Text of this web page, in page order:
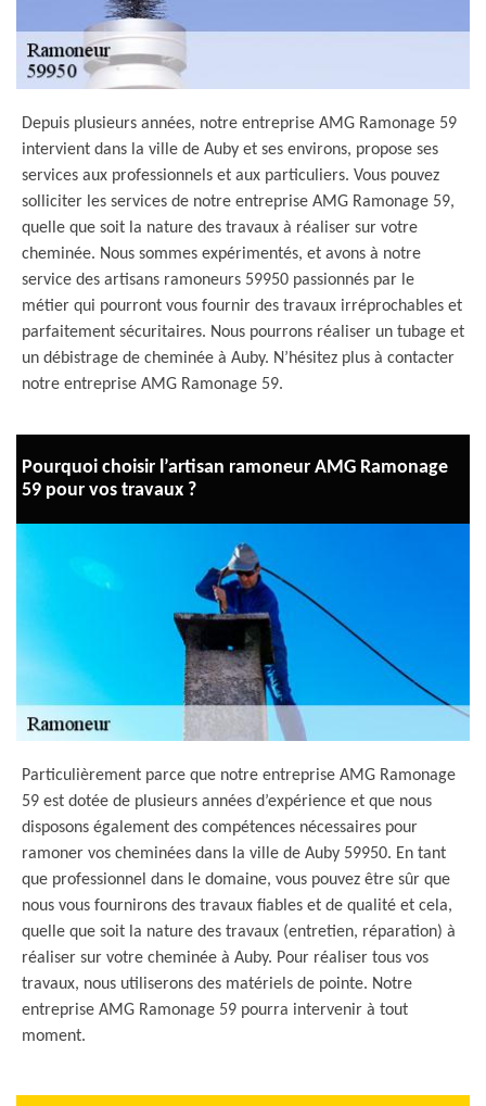
Depuis plusieurs années, notre entreprise AMG Ramonage 59
intervient dans la ville de Auby et ses environs, propose ses
services aux professionnels et aux particuliers. Vous pouvez
solliciter les services de notre entreprise AMG Ramonage 59,
quelle que soit la nature des travaux à réaliser sur votre
cheminée. Nous sommes expérimentés, et avons à notre
service des artisans ramoneurs 59950 passionnés par le
métier qui pourront vous fournir des travaux irréprochables et
parfaitement sécuritaires. Nous pourrons réaliser un tubage et
un débistrage de cheminée à Auby. N’hésitez plus à contacter
notre entreprise AMG Ramonage 59.
Pourquoi choisir l’artisan ramoneur AMG Ramonage
59 pour vos travaux ?
Particulièrement parce que notre entreprise AMG Ramonage
59 est dotée de plusieurs années d’expérience et que nous
disposons également des compétences nécessaires pour
ramoner vos cheminées dans la ville de Auby 59950. En tant
que professionnel dans le domaine, vous pouvez être sûr que
nous vous fournirons des travaux fiables et de qualité et cela,
quelle que soit la nature des travaux (entretien, réparation) à
réaliser sur votre cheminée à Auby. Pour réaliser tous vos
travaux, nous utiliserons des matériels de pointe. Notre
entreprise AMG Ramonage 59 pourra intervenir à tout
moment.